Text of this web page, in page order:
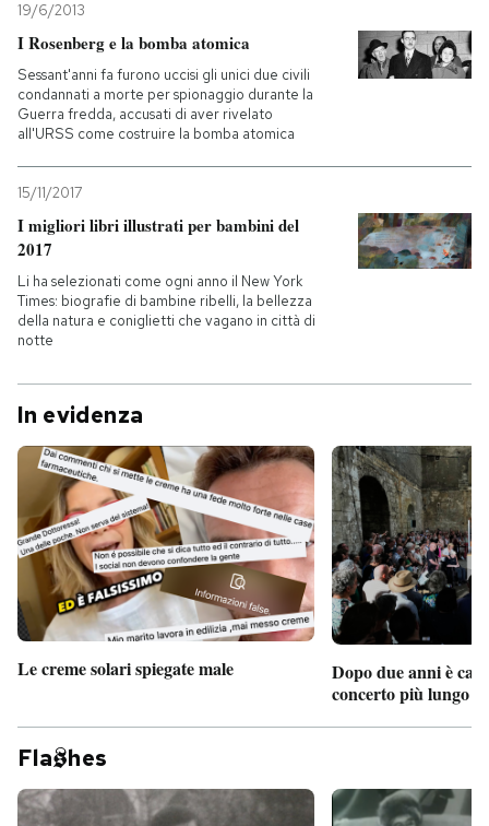
19/6/2013
I Rosenberg e la bomba atomica
Sessant'anni fa furono uccisi gli unici due civili
condannati a morte per spionaggio durante la
Guerra fredda, accusati di aver rivelato
all'URSS come costruire la bomba atomica
15/11/2017
I migliori libri illustrati per bambini del
2017
Li ha selezionati come ogni anno il New York
Times: biografie di bambine ribelli, la bellezza
della natura e coniglietti che vagano in città di
notte
In evidenza
Le creme solari spiegate male
Dopo due anni è
concerto più lungo
Fla hes